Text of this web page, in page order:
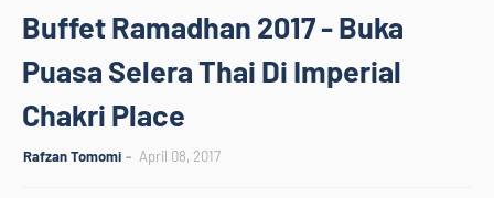
Buffet Ramadhan 2017 - Buka
Puasa Selera Thai Di Imperial
Chakri Place
Rafzan Tomomi April 08, 2017